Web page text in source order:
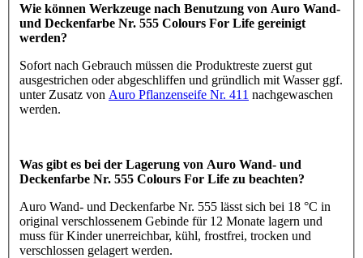
Wie können Werkzeuge nach Benutzung von Auro Wand-
und Deckenfarbe Nr. 555 Colours For Life gereinigt
werden?
Sofort nach Gebrauch müssen die Produktreste zuerst gut
ausgestrichen oder abgeschliffen und gründlich mit Wasser ggf.
unter Zusatz von Auro Pflanzenseife Nr. 411 nachgewaschen
werden.
Was gibt es bei der Lagerung von Auro Wand- und
Deckenfarbe Nr. 555 Colours For Life zu beachten?
Auro Wand- und Deckenfarbe Nr. 555 lässt sich bei 18 °C in
original verschlossenem Gebinde für 12 Monate lagern und
muss für Kinder unerreichbar, kühl, frostfrei, trocken und
verschlossen gelagert werden.